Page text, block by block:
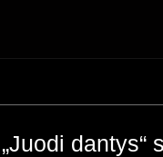
dantys“